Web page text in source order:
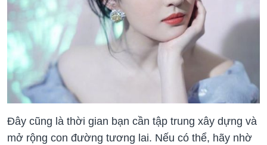
Đây cũng là thời gian bạn cần tập trung xây dựng và
mở rộng con đường tương lai. Nếu có thể, hãy nhờ